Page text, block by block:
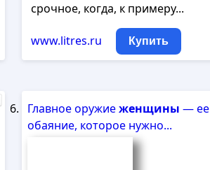
срочное, когда, к примеру...
www.litres.ru Купить
Главное оружиеженщины — ее
обаяние, которое нужно...